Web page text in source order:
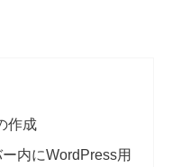
作成
内にWordPress用